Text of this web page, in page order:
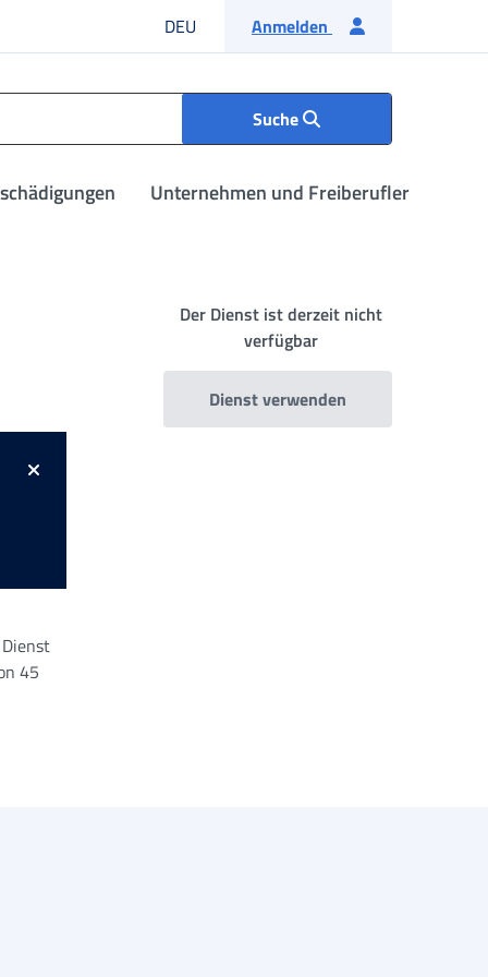
DEU Deutsche Sprache
Anmelden
Suche
Unternehmen und Freiberufler
Der Dienst ist derzeit nicht
verfügbar
Dienst verwenden
45